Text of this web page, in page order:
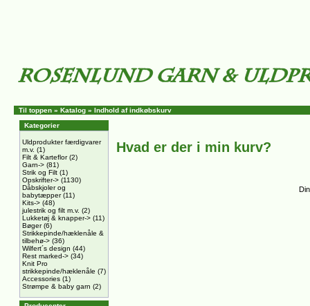
Til toppen » Katalog » Indhold af indkøbskurv
Kategorier
Uldprodukter færdigvarer
m.v. (1)
Filt & Karteflor(2)
Garn-> (81)
Strik og Filt (1)
Opskrifter-> (1130)
Dåbskjoler og
babytæpper(11)
Kits-> (48)
julestrik og filt m.v. (2)
Lukketøj & knapper-> (11)
Bøger(6)
Strikkepinde/hæklenåle &
tilbehø-> (36)
Wilfert´s design (44)
Rest marked-> (34)
Knit Pro
strikkepinde/hæklenåle (7)
Accessories (1)
Strømpe & baby garn (2)
Hvad er der i min kurv?